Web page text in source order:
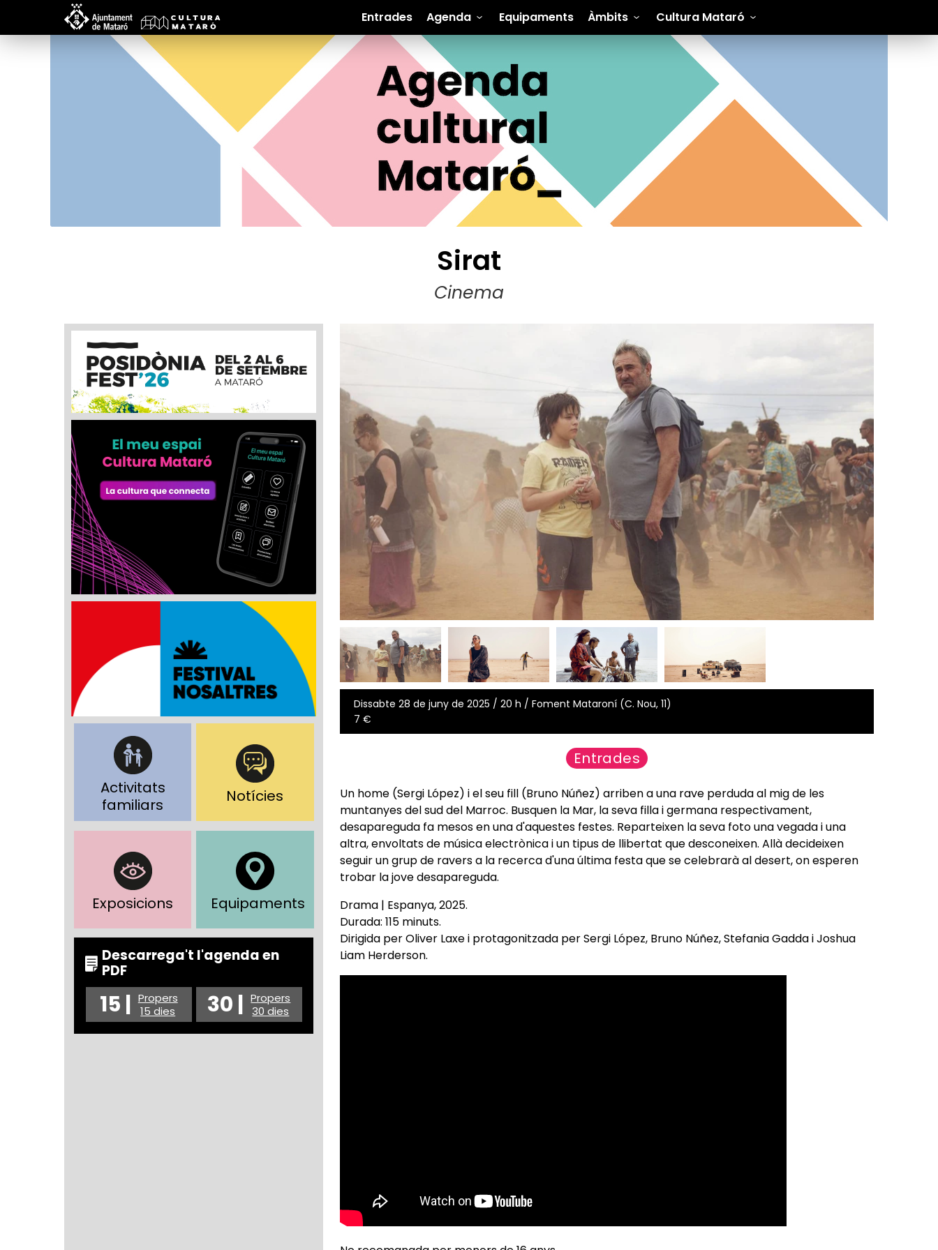
Entrades Agenda Equipaments Àmbits Cultura Mataró
Sirat
Cinema
Activitats
familiars
Notícies
Exposicions Equipaments
Descarrega't l'agenda en
PDF
15 | Propers
15 dies
30 | Propers
30 dies
Dissabte 28 de juny de 2025 / 20 h / Foment Mataroní (C. Nou, 11)
7 €
Entrades
Un home (Sergi López) i el seu fill (Bruno Núñez) arriben a una rave perduda al mig de les
muntanyes del sud del Marroc. Busquen la Mar, la seva filla i germana respectivament,
desapareguda fa mesos en una d'aquestes festes. Reparteixen la seva foto una vegada i una
altra, envoltats de música electrònica i un tipus de llibertat que desconeixen. Allà decideixen
seguir un grup de ravers a la recerca d'una última festa que se celebrarà al desert, on esperen
trobar la jove desapareguda.
Drama | Espanya, 2025.
Durada: 115 minuts.
Dirigida per Oliver Laxei protagonitzada per Sergi López, Bruno Núñez, Stefania Gadda i Joshua
Liam Herderson.